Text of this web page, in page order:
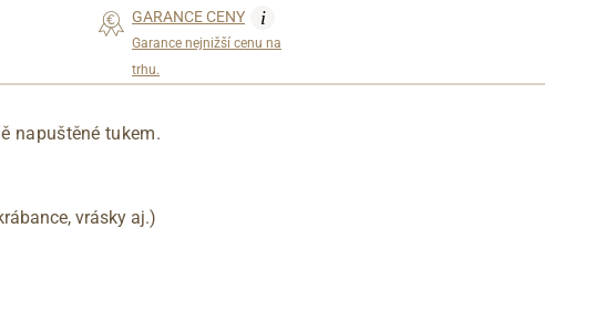
GARANCE CENY i
Garance nejnižší cenu na
trhu.
napuštěné tukem.
vrásky aj.)